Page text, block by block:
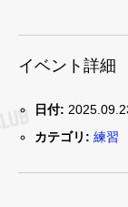
イベント詳細
日付:
カテゴリ: 練習